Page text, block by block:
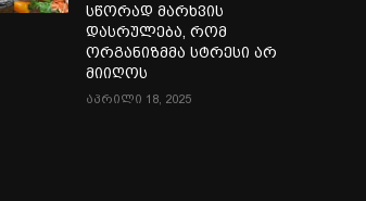
სწორად მარხვის
დასრულება, რომ
ორგანიზმმა სტრესი არ
მიიღოს
აპრილი 18, 2025